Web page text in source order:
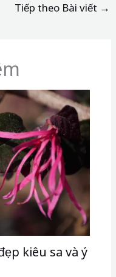
Tiếp theo Bài viết →
kiêu sa và ý